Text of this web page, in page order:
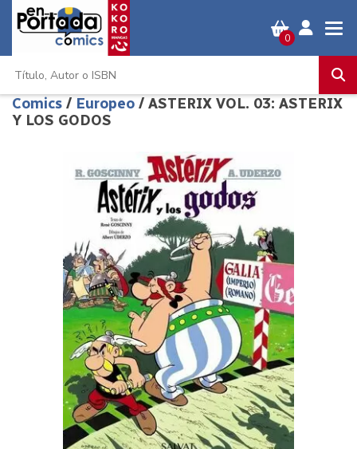
0
Comics / Europeo / ASTERIX VOL. 03: ASTERIX
Y LOS GODOS